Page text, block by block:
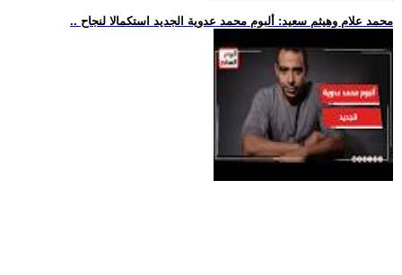
.. محمد علام وهيثم سعيد: ألبوم محمد عدوية الجديد استكمالا لنجاح